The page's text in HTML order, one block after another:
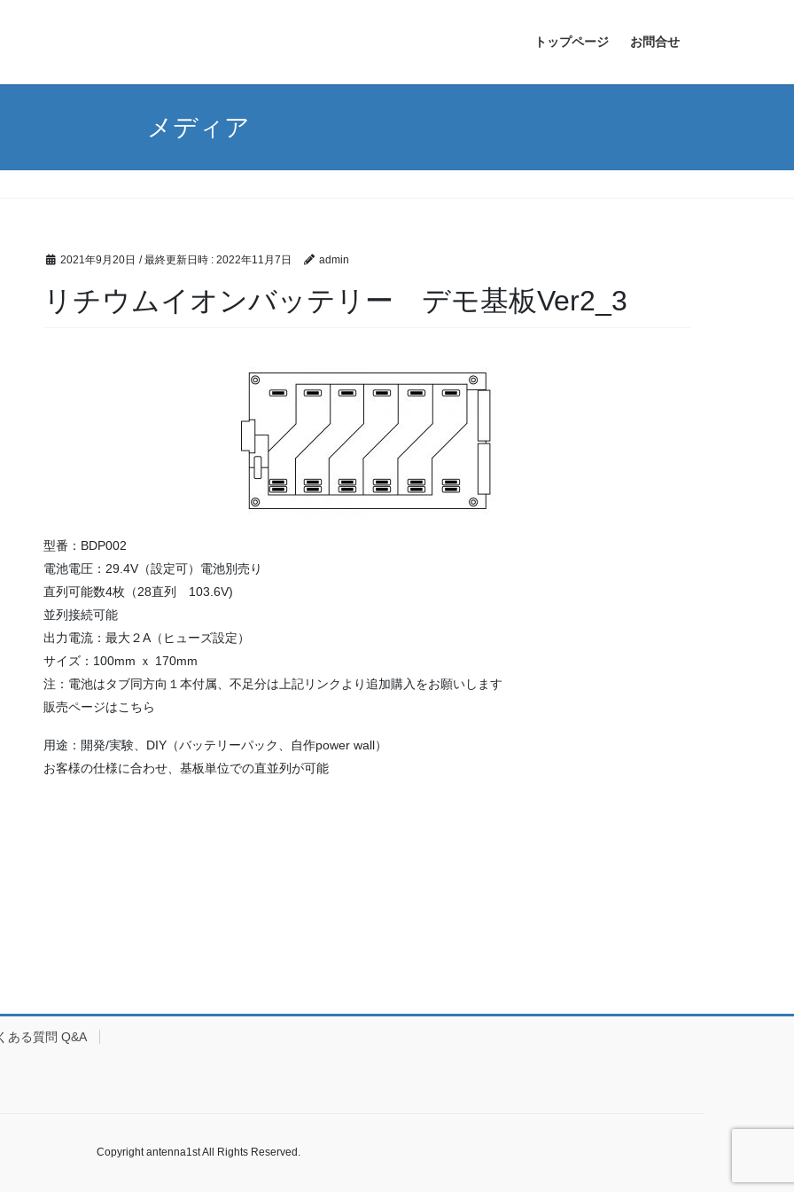
トップページ お問合せ
メディア
2021年9月20日 / 最終更新日時 : 2022年11月7日 admin
リチウムイオンバッテリー デモ基板Ver2_3
型番：BDP002
電池電圧：29.4V（設定可）電池別売り
直列可能数4枚（28直列 103.6V)
並列接続可能
出力電流：最大２A（ヒューズ設定）
サイズ：100mm ｘ 170mm
注：電池はタブ同方向１本付属、不足分は上記リンクより追加購入をお願いします
販売ページはこちら
用途：開発/実験、DIY（バッテリーパック、自作power wall）
お客様の仕様に合わせ、基板単位での直並列が可能
ある質問 Q&A
Copyright antenna1st All Rights Reserved.